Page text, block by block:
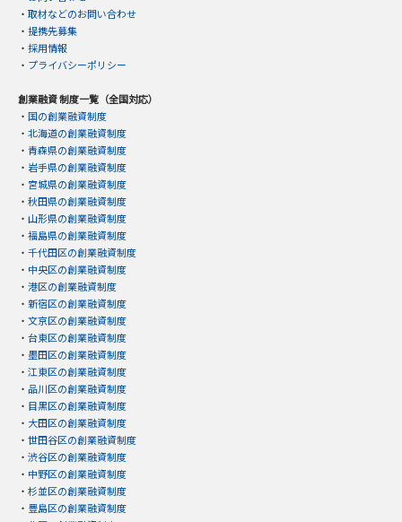
・ 取材などのお問い合わせ
・ 提携先募集
・ 採用情報
・ プライバシーポリシー
創業融資 制度一覧（全国対応）
・ 国の創業融資制度
・ 北海道の創業融資制度
・ 青森県の創業融資制度
・ 岩手県の創業融資制度
・ 宮城県の創業融資制度
・ 秋田県の創業融資制度
・ 山形県の創業融資制度
・ 福島県の創業融資制度
・ 千代田区の創業融資制度
・ 中央区の創業融資制度
・ 港区の創業融資制度
・ 新宿区の創業融資制度
・ 文京区の創業融資制度
・ 台東区の創業融資制度
・ 墨田区の創業融資制度
・ 江東区の創業融資制度
・ 品川区の創業融資制度
・ 目黒区の創業融資制度
・ 大田区の創業融資制度
・ 世田谷区の創業融資制度
・ 渋谷区の創業融資制度
・ 中野区の創業融資制度
・ 杉並区の創業融資制度
・ 豊島区の創業融資制度